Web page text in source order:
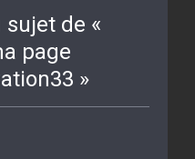
de «
page
»